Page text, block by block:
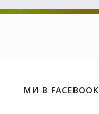
МИ В FACEBOOK